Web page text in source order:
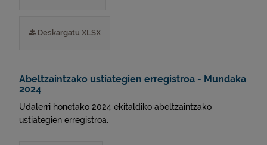
Deskargatu XLSX
Abeltzaintzako ustiategien erregistroa - Mundaka
2024
Udalerri honetako 2024 ekitaldiko abeltzaintzako
ustiategien erregistroa.